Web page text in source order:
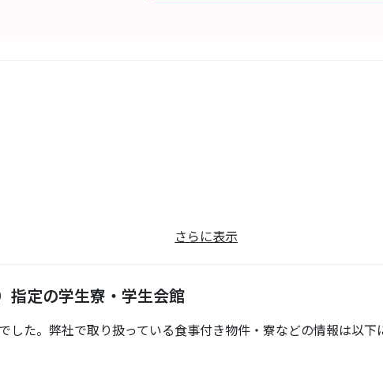
さらに表示
指定の学生寮・学生会館
した。弊社で取り扱っている食事付き物件・寮などの情報は以